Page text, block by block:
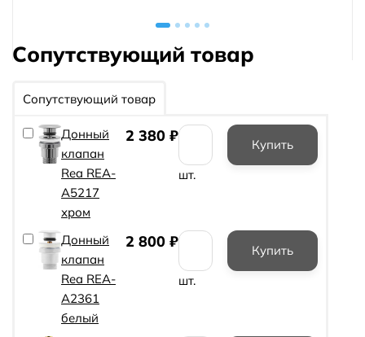
Сопутствующий товар
Сопутствующий товар
Донный
клапан
Rea REA-
A5217
хром
2 380 ₽
шт.
Донный
клапан
Rea REA-
A2361
белый
2 800 ₽
шт.